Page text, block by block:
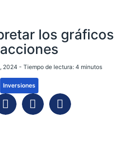
los gráficos
2024 - Tiempo de lectura: 4 minutos
Inversiones